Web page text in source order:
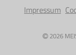
Impressum
2026